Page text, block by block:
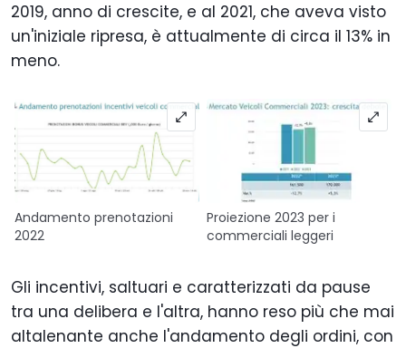
2019, anno di crescite, e al 2021, che aveva visto
un'iniziale ripresa, è attualmente di circa il 13% in
meno.
Andamento prenotazioni
2022
Proiezione 2023 per i
commerciali leggeri
Gli incentivi, saltuari e caratterizzati da pause
tra una delibera e l'altra, hanno reso più che mai
altalenante anche l'andamento degli ordini, con